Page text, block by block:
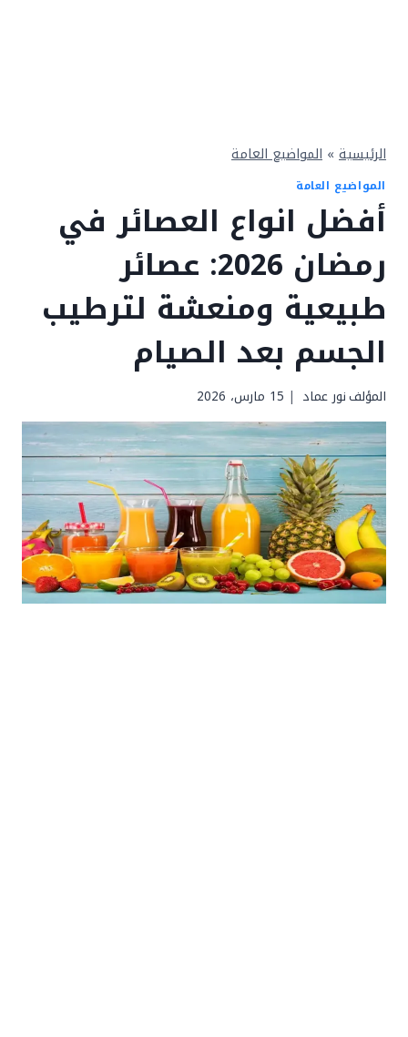
الرئيسية » المواضيع العامة
المواضيع العامة
أفضل انواع العصائر في
رمضان 2026: عصائر
طبيعية ومنعشة لترطيب
الجسم بعد الصيام
المؤلفنور عماد 15 مارس، 2026